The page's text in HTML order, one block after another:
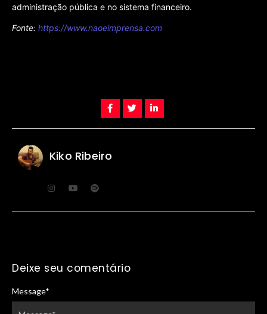
administração pública e no sistema financeiro.
Fonte: https://www.naoeimprensa.com
Kiko Ribeiro
Deixe seu comentário
Message*